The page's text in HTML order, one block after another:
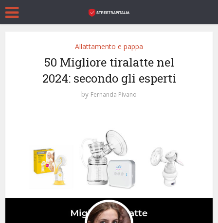
Allattamento e pappa
50 Migliore tiralatte nel
2024: secondo gli esperti
by Fernanda Pivano